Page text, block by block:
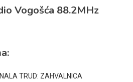
Vogošća 88.2MHz
TRUD: ZAHVALNICA